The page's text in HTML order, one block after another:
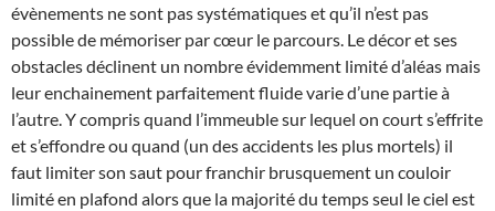
évènements ne sont pas systématiques et qu’il n’est pas
possible de mémoriser par cœur le parcours. Le décor et ses
obstacles déclinent un nombre évidemment limité d’aléas mais
leur enchainement parfaitement fluide varie d’une partie à
l’autre. Y compris quand l’immeuble sur lequel on court s’effrite
et s’effondre ou quand (un des accidents les plus mortels) il
faut limiter son saut pour franchir brusquement un couloir
limité en plafond alors que la majorité du temps seul le ciel est